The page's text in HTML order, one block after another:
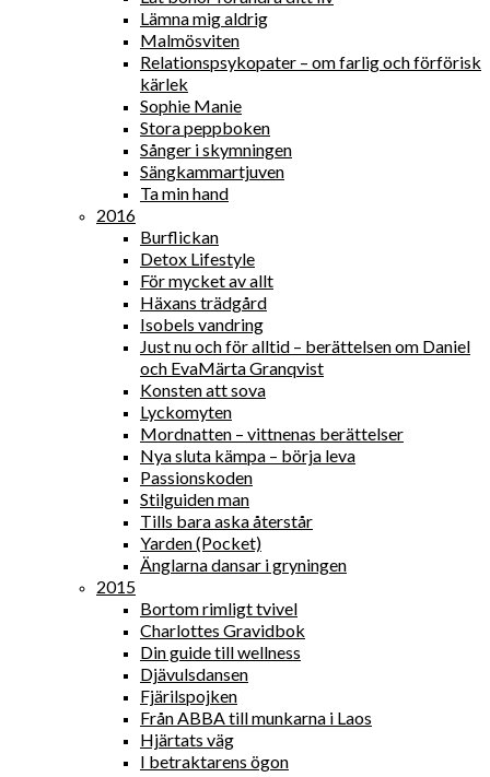
Lämna mig aldrig
Malmösviten
Relationspsykopater – om farlig och förförisk
kärlek
Sophie Manie
Stora peppboken
Sånger i skymningen
Sängkammartjuven
Ta min hand
2016
Burflickan
Detox Lifestyle
För mycket av allt
Häxans trädgård
Isobels vandring
Just nu och för alltid – berättelsen om Daniel
och EvaMärta Granqvist
Konsten att sova
Lyckomyten
Mordnatten – vittnenas berättelser
Nya sluta kämpa – börja leva
Passionskoden
Stilguiden man
Tills bara aska återstår
Yarden (Pocket)
Änglarna dansar i gryningen
2015
Bortom rimligt tvivel
Charlottes Gravidbok
Din guide till wellness
Djävulsdansen
Fjärilspojken
Från ABBA till munkarna i Laos
Hjärtats väg
I betraktarens ögon